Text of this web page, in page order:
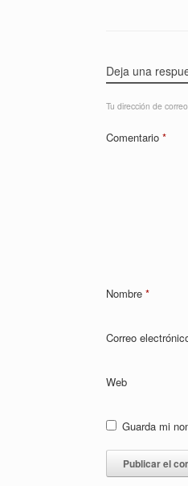
Deja una
Tu dirección de
Comentario *
Nombre *
Correo
Web
Guarda mi